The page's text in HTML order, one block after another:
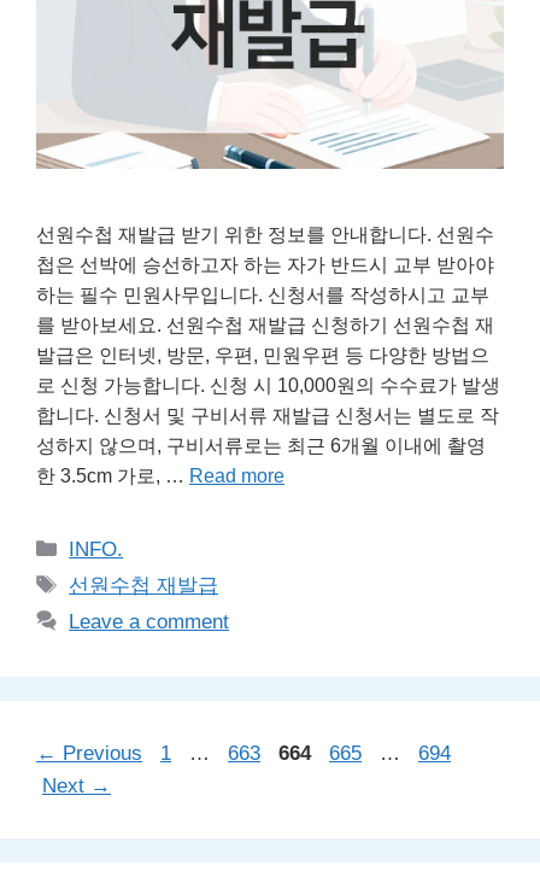
선원수첩 재발급 받기 위한 정보를 안내합니다. 선원수
첩은 선박에 승선하고자 하는 자가 반드시 교부 받아야
하는 필수 민원사무입니다. 신청서를 작성하시고 교부
를 받아보세요. 선원수첩 재발급 신청하기 선원수첩 재
발급은 인터넷, 방문, 우편, 민원우편 등 다양한 방법으
로 신청 가능합니다. 신청 시 10,000원의 수수료가 발생
합니다. 신청서 및 구비서류 재발급 신청서는 별도로 작
성하지 않으며, 구비서류로는 최근 6개월 이내에 촬영
한 3.5cm 가로, … Read more
Categories
INFO.
Tags
선원수첩 재발급
Leave a comment
← Previous Page
1 … Page
663 Page
664 Page
665 … Page
694
Next →